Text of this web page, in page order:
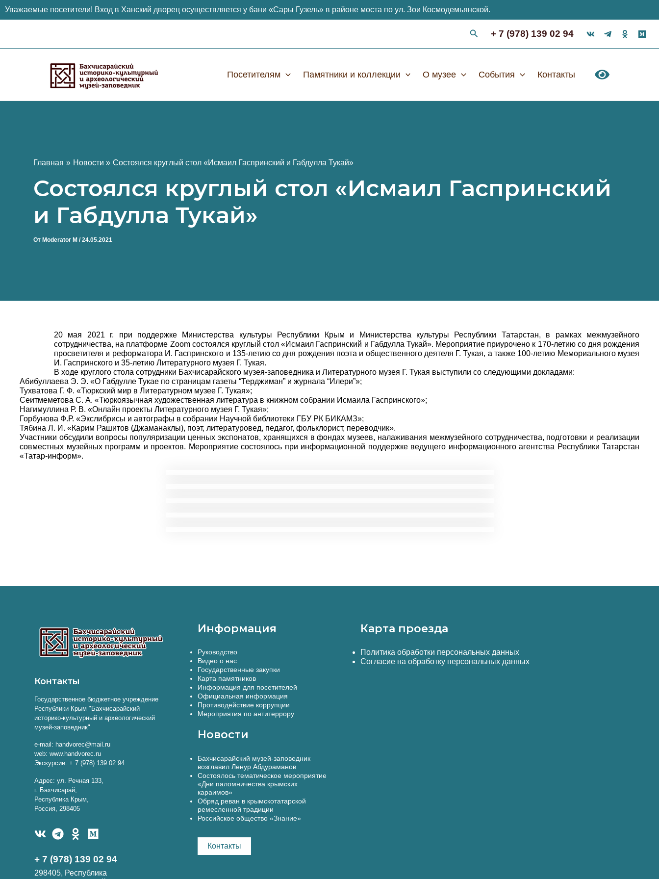
Уважаемые посетители! Вход в Ханский дворец осуществляется у бани «Сары Гузель» в районе моста по ул. Зои Космодемьянской.
+ 7 (978) 139 02 94
Посетителям Памятники и коллекции О музее События Контакты
Главная Новости Состоялся круглый стол «Исмаил Гаспринский и Габдулла Тукай»
Состоялся круглый стол «Исмаил Гаспринский
и Габдулла Тукай»
От Moderator M /24.05.2021
20 мая 2021 г. при поддержке Министерства культуры Республики Крым и Министерства культуры Республики Татарстан, в рамках межмузейного
сотрудничества, на платформе Zoom состоялся круглый стол «Исмаил Гаспринский и Габдулла Тукай». Мероприятие приурочено к 170-летию со дня рождения
просветителя и реформатора И. Гаспринского и 135-летию со дня рождения поэта и общественного деятеля Г. Тукая, а также 100-летию Мемориального музея
И. Гаспринского и 35-летию Литературного музея Г. Тукая.
В ходе круглого стола сотрудники Бахчисарайского музея-заповедника и Литературного музея Г. Тукая выступили со следующими докладами:
Абибуллаева Э. Э. «О Габдулле Тукае по страницам газеты “Терджиман” и журнала “Илери”»;
Тухватова Г. Ф. «Тюркский мир в Литературном музее Г. Тукая»;
Сеитмеметова С. А. «Тюркоязычная художественная литература в книжном собрании Исмаила Гаспринского»;
Нагимуллина Р. В. «Онлайн проекты Литературного музея Г. Тукая»;
Горбунова Ф.Р. «Экслибрисы и автографы в собрании Научной библиотеки ГБУ РК БИКАМЗ»;
Тябина Л. И. «Карим Рашитов (Джаманаклы), поэт, литературовед, педагог, фольклорист, переводчик».
Участники обсудили вопросы популяризации ценных экспонатов, хранящихся в фондах музеев, налаживания межмузейного сотрудничества, подготовки и реализации
совместных музейных программ и проектов. Мероприятие состоялось при информационной поддержке ведущего информационного агентства Республики Татарстан
«Татар-информ».
Контакты
Государственное бюджетное учреждение
Республики Крым "Бахчисарайский
историко-культурный и археологический
музей-заповедник"
e-mail: handvorec@mail.ru
web: www.handvorec.ru
Экскурсии: + 7 (978) 139 02 94
Адрес: ул. Речная 133,
г. Бахчисарай,
Республика Крым,
Россия, 298405
+ 7 (978) 139 02 94
298405, Республика
Информация
Руководство
Видео о нас
Государственные закупки
Карта памятников
Информация для посетителей
Официальная информация
Противодействие коррупции
Мероприятия по антитеррору
Новости
Бахчисарайский музей-заповедник
возглавил Ленур Абдураманов
Состоялось тематическое мероприятие
«Дни паломничества крымских
караимов»
Обряд реван в крымскотатарской
ремесленной традиции
Российское общество «Знание»
Контакты
Карта проезда
Политика обработки персональных данных
Согласие на обработку персональных данных